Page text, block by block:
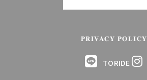
PRIVACY POLICY
TORIDE